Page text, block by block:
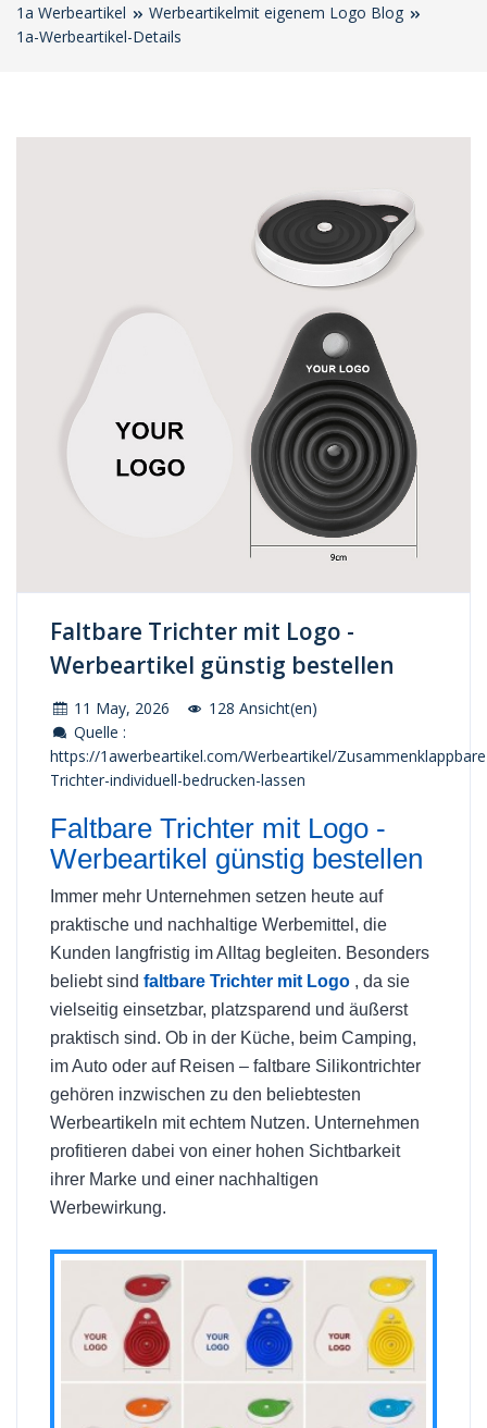
1a Werbeartikel
Werbeartikelmit eigenem Logo Blog
1a-Werbeartikel-Details
Faltbare Trichter mit Logo -
Werbeartikel günstig bestellen
11 May, 2026
128 Ansicht(en)
Quelle :
https://1awerbeartikel.com/Werbeartikel/
Trichter-individuell-bedrucken-lassen
Faltbare Trichter mit Logo -
Werbeartikel günstig bestellen
Immer mehr Unternehmen setzen heute auf
praktische und nachhaltige Werbemittel, die
Kunden langfristig im Alltag begleiten. Besonders
beliebt sind faltbare Trichter mit Logo , da sie
vielseitig einsetzbar, platzsparend und äußerst
praktisch sind. Ob in der Küche, beim Camping,
im Auto oder auf Reisen – faltbare Silikontrichter
gehören inzwischen zu den beliebtesten
Werbeartikeln mit echtem Nutzen. Unternehmen
profitieren dabei von einer hohen Sichtbarkeit
ihrer Marke und einer nachhaltigen
Werbewirkung.